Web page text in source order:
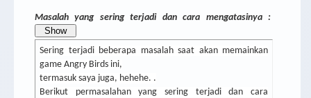
Masalah yang sering terjadi dan cara mengatasinya :
Sering terjadi beberapa masalah saat akan memainkan
game Angry Birds ini,
termasuk saya juga, hehehe. .
Berikut permasalahan yang sering terjadi dan cara